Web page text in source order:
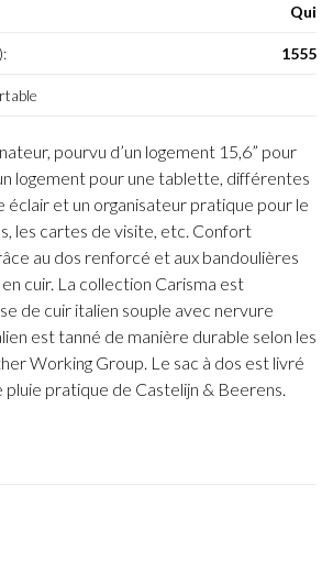
Qui
1555
pourvu d’un logement 15,6” pour
logement pour une tablette, différentes
éclair et un organisateur pratique pour le
les cartes de visite, etc. Confort
au dos renforcé et aux bandoulières
cuir. La collection Carisma est
de cuir italien souple avec nervure
est tanné de manière durable selon les
Working Group. Le sac à dos est livré
pluie pratique de Castelijn & Beerens.